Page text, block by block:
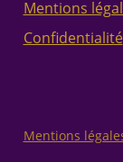
Mentions
Confidentialité
Mentions